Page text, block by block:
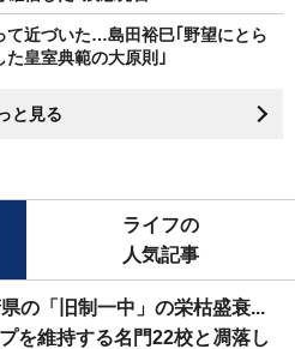
て近づいた…島田裕巳｢野望にとら
皇室典範の大原則｣
と見る
ライフの
人気記事
の「旧制一中」の栄枯盛衰...
を維持する名門22校と凋落し